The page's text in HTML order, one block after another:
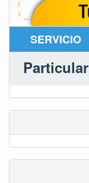
SERVICIO
Particular